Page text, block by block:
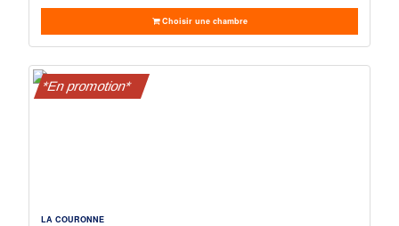
Choisir une chambre
*En promotion*
LA COURONNE